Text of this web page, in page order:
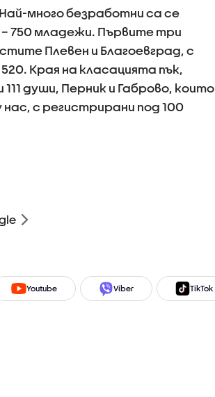
много безработни са се
750 младежи. Първите три
Плевен и Благоевград, с
Края на класацията пък,
души, Перник и Габрово, които
с регистрирани под 100
Youtube Viber TikTok